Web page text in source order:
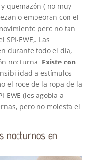
quemazón ( no muy
o empeoran con el
pero no tan
EWE,. Las
durante todo el día,
nocturna. Existe con
a estímulos
el roce de la ropa de la
EWE (les agobia a
pero no molesta el
nocturnos en